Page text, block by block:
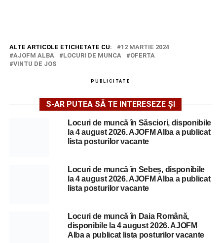
ALTE ARTICOLE ETICHETATE CU:
12 MARTIE 2024
AJOFM ALBA
LOCURI DE MUNCA
OFERTA
VINTU DE JOS
PUBLICITATE
S-AR PUTEA SĂ TE INTERESEZE ȘI
Locuri de muncă în Săsciori, disponibile
la 4 august 2026. AJOFM Alba a publicat
lista posturilor vacante
Locuri de muncă în Sebeș, disponibile
la 4 august 2026. AJOFM Alba a publicat
lista posturilor vacante
Locuri de muncă în Daia Română,
disponibile la 4 august 2026. AJOFM
Alba a publicat lista posturilor vacante